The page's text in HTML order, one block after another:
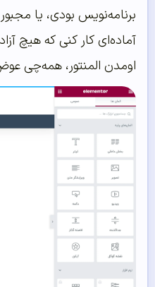
برنامه‌نویس بودی، یا
آماده‌ای کار کنی که هیچ
اومدن المنتور، همه‌چی